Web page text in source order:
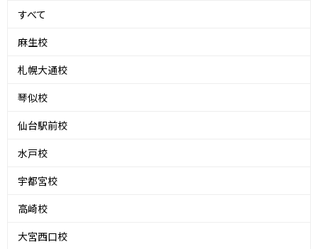
すべて
麻生校
札幌大通校
琴似校
仙台駅前校
水戸校
宇都宮校
高崎校
大宮西口校